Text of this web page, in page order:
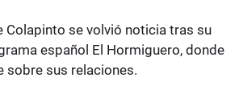
Colapinto se volvió noticia tras su
español El Hormiguero, donde
sobre sus relaciones.